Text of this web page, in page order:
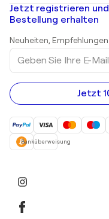
Mr. Brainwash
Shepard Fairey
Landschaftsgemälde
Drucke
Acrylgemälde
Kunstgalerien in
Kunstgalerien in
Jetzt registrieren
Bestellung erhalten
Neuheiten,
Geben
Sie
Ihre
E-
Mail-
Adresse
Jetzt
Banküberweisung